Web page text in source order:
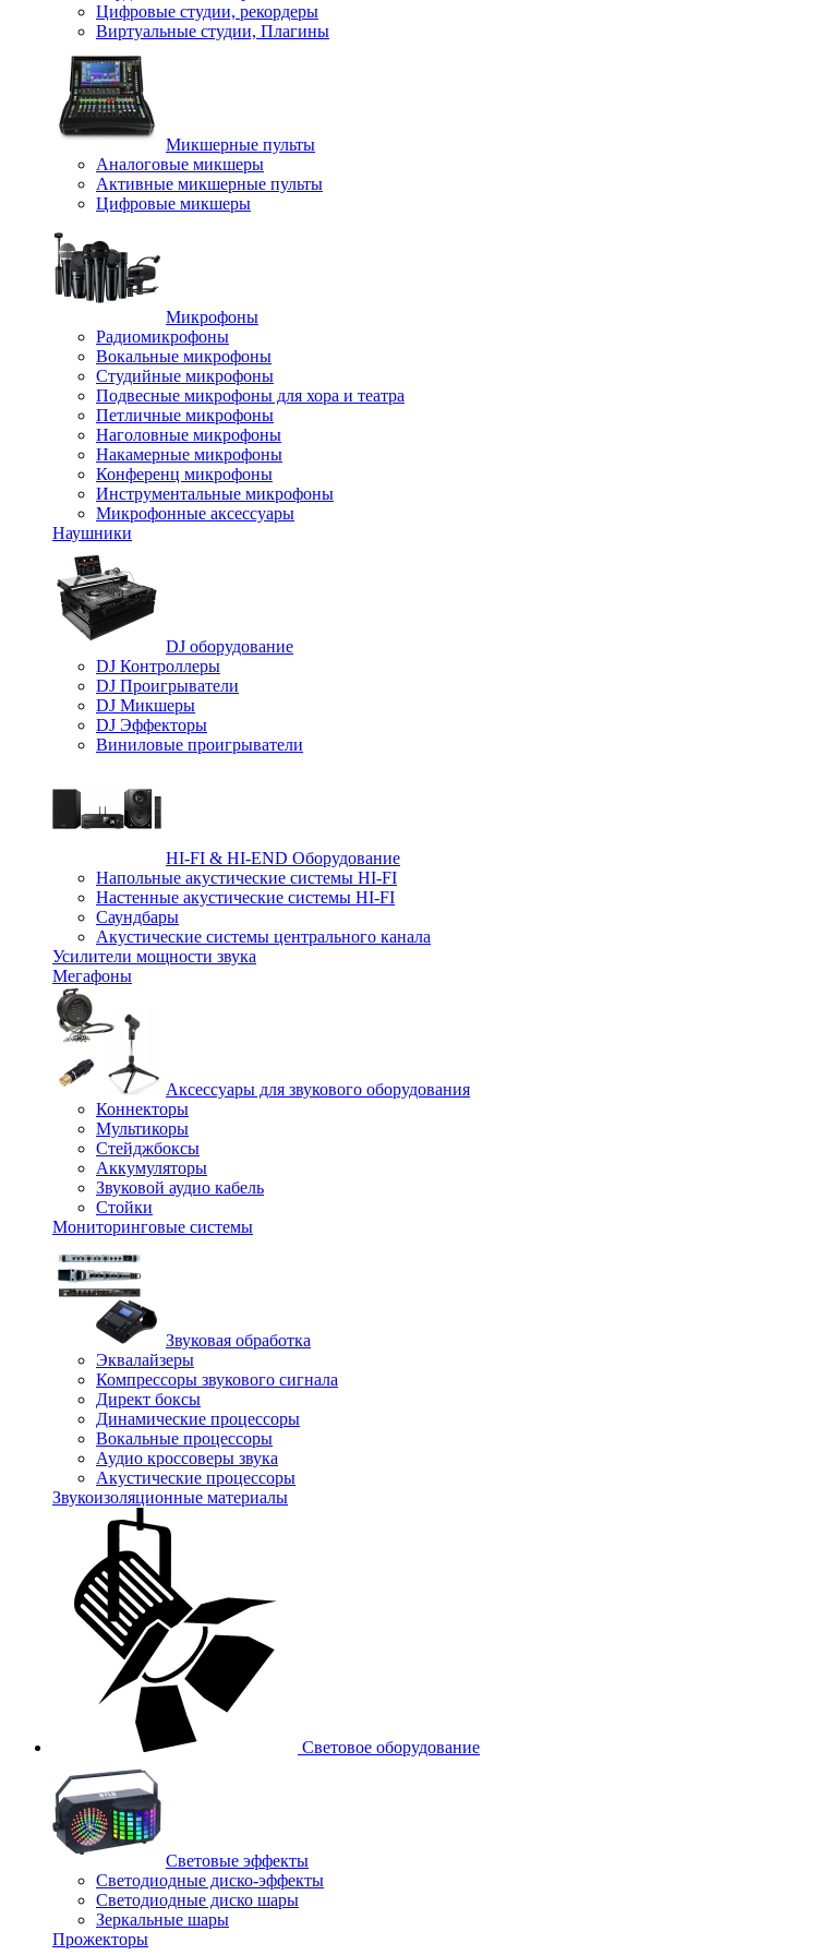
Цифровые студии, рекордеры
Виртуальные студии, Плагины
Микшерные пульты
Аналоговые микшеры
Активные микшерные пульты
Цифровые микшеры
Микрофоны
Радиомикрофоны
Вокальные микрофоны
Студийные микрофоны
Подвесные микрофоны для хора и театра
Петличные микрофоны
Наголовные микрофоны
Накамерные микрофоны
Конференц микрофоны
Инструментальные микрофоны
Микрофонные аксессуары
Наушники
DJ оборудование
DJ Контроллеры
DJ Проигрыватели
DJ Микшеры
DJ Эффекторы
Виниловые проигрыватели
HI-FI & HI-END Оборудование
Напольные акустические системы HI-FI
Настенные акустические системы HI-FI
Саундбары
Акустические системы центрального канала
Усилители мощности звука
Мегафоны
Аксессуары для звукового оборудования
Коннекторы
Мультикоры
Стейджбоксы
Аккумуляторы
Звуковой аудио кабель
Стойки
Мониторинговые системы
Звуковая обработка
Эквалайзеры
Компрессоры звукового сигнала
Директ боксы
Динамические процессоры
Вокальные процессоры
Аудио кроссоверы звука
Акустические процессоры
Звукоизоляционные материалы
Световое оборудование
Световые эффекты
Светодиодные диско-эффекты
Светодиодные диско шары
Зеркальные шары
Прожекторы